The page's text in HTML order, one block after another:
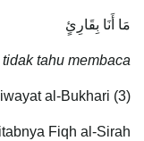
مَا أَنَا بِقَارِئٍ‏
tahu membaca.
al-Bukhari (3)
Fiqh al-Sirah